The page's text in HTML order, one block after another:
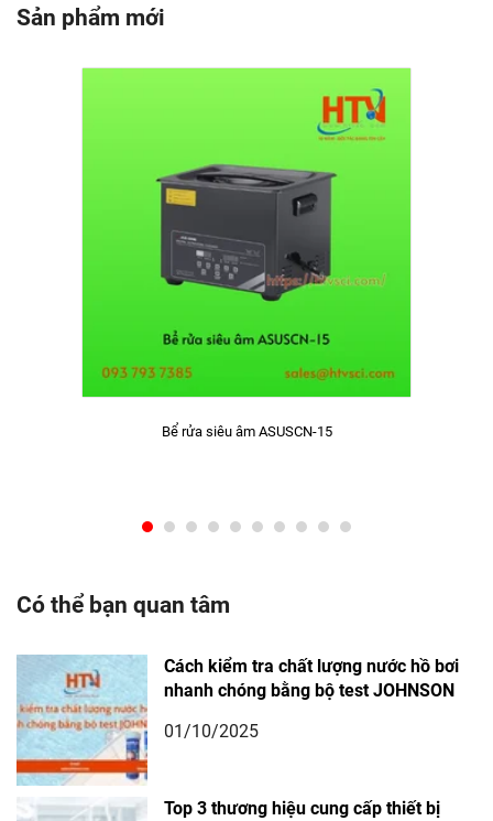
Sản phẩm mới
Bể rửa siêu âm ASUSCN-15
Có thể bạn quan tâm
Cách kiểm tra chất lượng nước hồ bơi
nhanh chóng bằng bộ test JOHNSON
01/10/2025
Top 3 thương hiệu cung cấp thiết bị